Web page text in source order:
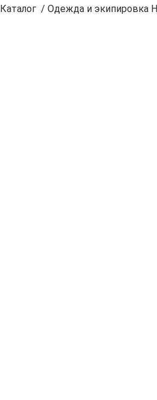
Каталог / Одежда и экипировка